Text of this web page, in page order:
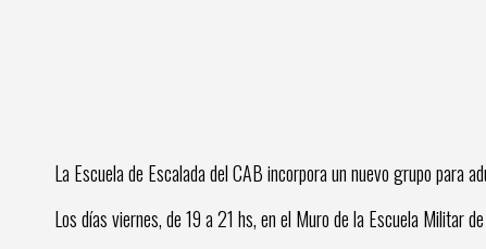
La Escuela de Escalada del CAB incorpora un nuevo grupo para
Los días viernes, de 19 a 21 hs, en el Muro de la Escuela Militar